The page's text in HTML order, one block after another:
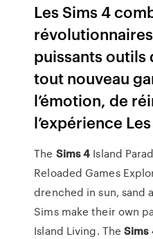
Les Sims 4
puissants outils
tout nouveau
l’émotion, de
l’expérience
The Sims4 Island
Reloaded Games
drenched in sun, sand
Sims make their own
Island Living. TheSims